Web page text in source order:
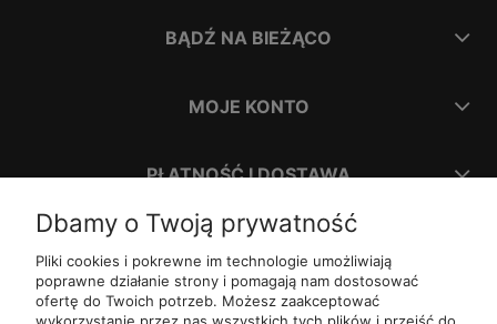
BĄDŹ NA BIEŻĄCO
MOJE KONTO
PŁATNOŚĆ I DOSTAWA
INFORMACJE
O NAS
Dbamy o Twoją prywatność
Pliki cookies i pokrewne im technologie umożliwiają
poprawne działanie strony i pomagają nam dostosować
ofertę do Twoich potrzeb. Możesz zaakceptować